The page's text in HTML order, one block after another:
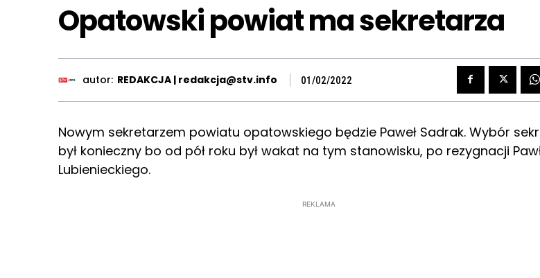
Opatowski powiat ma sekretarza
autor: REDAKCJA | redakcja@stv.info 01/02/2022
Nowym sekretarzem powiatu opatowskiego będzie Paweł Sadrak. Wybór
był konieczny bo od pół roku był wakat na tym stanowisku, po rezygnacji
Lubienieckiego.
REKLAMA